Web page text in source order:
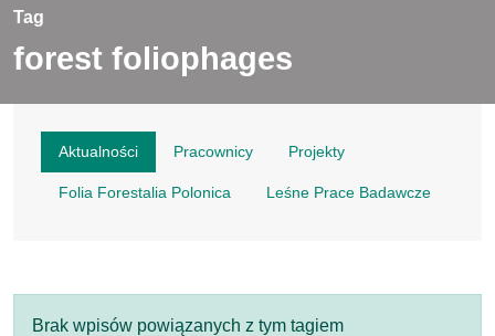
Tag
forest foliophages
Aktualności Pracownicy Projekty
Folia Forestalia Polonica Leśne Prace Badawcze
Brak wpisów powiązanych z tym tagiem